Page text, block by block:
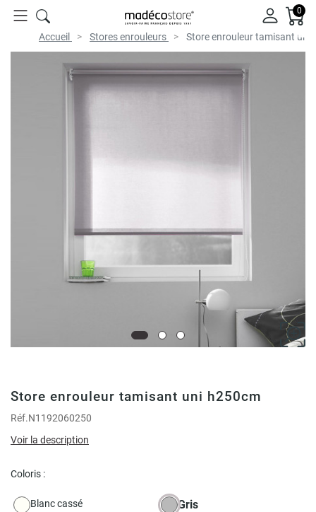
0
Accueil Stores enrouleurs Store enrouleur tamisant uni
Store enrouleur tamisant uni h250cm
Réf.N1192060250
Voir la description
Coloris :
Blanc cassé Gris